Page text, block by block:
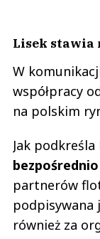
Lisek stawia
W
współpracy
na polskim
Jak podkreśla
partnerów
również za